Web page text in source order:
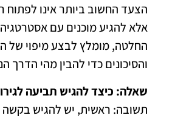
הצעד החשוב ביותר אינו לפתוח
אלא להגיע מוכנים עם
החלטה, מומלץ לבצע מיפוי של
והסיכונים כדי להבין מהי הדרך
שאלה: כיצד להגיש תביעה
תשובה: ראשית, יש להגיש בקשה